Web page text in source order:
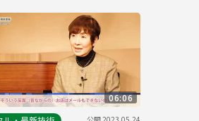
06:06